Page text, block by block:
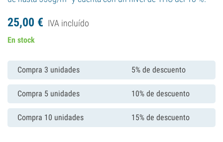
25,00 € IVA incluído
En stock
Compra 3 unidades 5% de descuento
Compra 5 unidades 10% de descuento
Compra 10 unidades 15% de descuento